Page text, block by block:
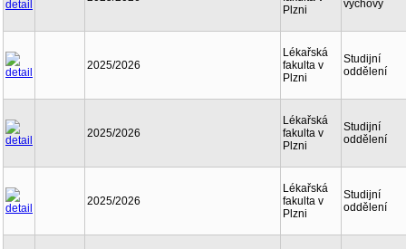
Plzni
výchovy
2025/2026
Lékařská
fakulta v
Plzni
Studijní
oddělení
2025/2026
Lékařská
fakulta v
Plzni
Studijní
oddělení
2025/2026
Lékařská
fakulta v
Plzni
Studijní
oddělení